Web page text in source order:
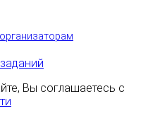
организаторам
Вы соглашаетесь с